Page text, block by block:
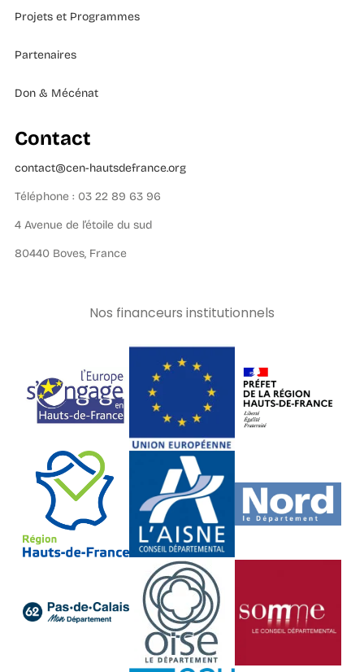
Projets et Programmes
Partenaires
Don & Mécénat
Contact
contact@cen-hautsdefrance.org
Téléphone : 03 22 89 63 96
4 Avenue de l’étoile du sud
80440 Boves, France
Nos financeurs institutionnels